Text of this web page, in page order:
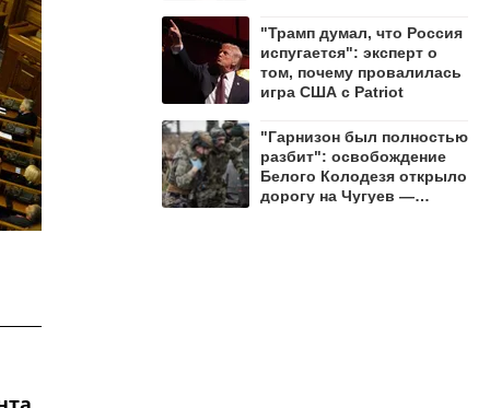
"Трамп думал, что Россия
испугается": эксперт о
том, почему провалилась
игра США с Patriot
"Гарнизон был полностью
разбит": освобождение
Белого Колодезя открыло
дорогу на Чугуев —